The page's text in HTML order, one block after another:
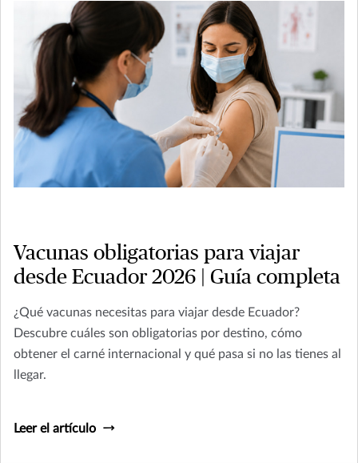
Vacunas obligatorias para viajar
desde Ecuador 2026 | Guía completa
¿Qué vacunas necesitas para viajar desde Ecuador?
Descubre cuáles son obligatorias por destino, cómo
obtener el carné internacional y qué pasa si no las tienes al
llegar.
Leer el artículo